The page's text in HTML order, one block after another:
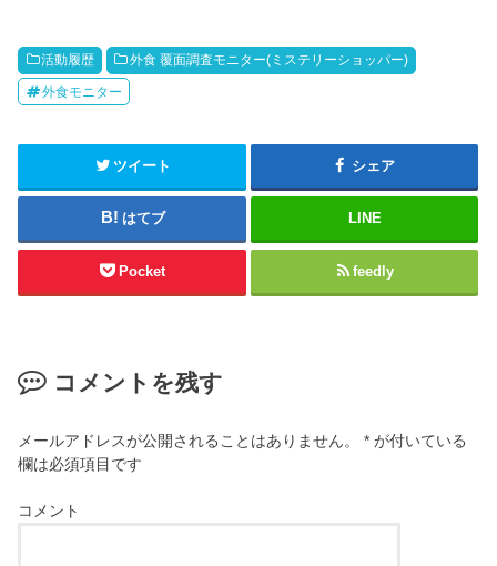
活動履歴 外食 覆面調査モニター(ミステリーショッパー)
外食モニター
ツイート シェア
はてブ LINE
Pocket feedly
コメントを残す
メールアドレスが公開されることはありません。 * が付いている
欄は必須項目です
コメント